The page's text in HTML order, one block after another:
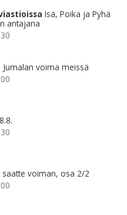
Isä, Poika ja Pyhä
antajana
Jumalan voima meissä
saatte voiman, osa 2/2